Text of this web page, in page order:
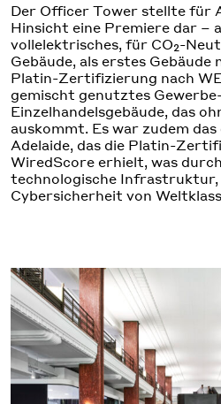
Der Officer Tower stellte für
Hinsicht eine Premiere dar –
vollelektrisches, für CO₂-
Gebäude, als erstes
Platin-Zertifizierung nach
gemischt genutztes
Einzelhandelsgebäude, das
auskommt. Es war zudem
Adelaide, das die Platin-
WiredScore erhielt, was
technologische
Cybersicherheit von